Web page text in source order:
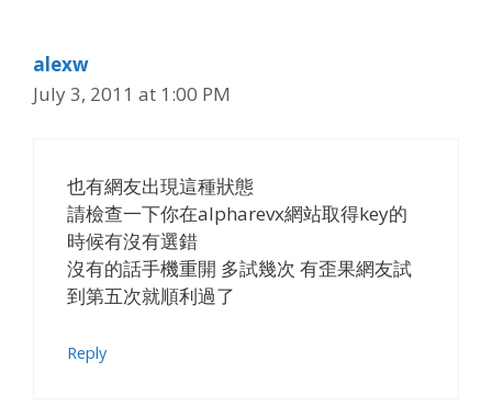
alexw
July 3, 2011 at 1:00 PM
也有網友出現這種狀態
請檢查一下你在alpharevx網站取得key的
時候有沒有選錯
沒有的話手機重開 多試幾次 有歪果網友試
到第五次就順利過了
Reply